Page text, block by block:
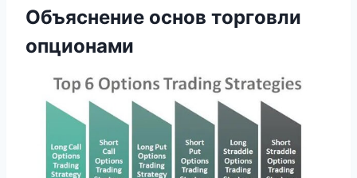
Объяснение основ торговли
опционами